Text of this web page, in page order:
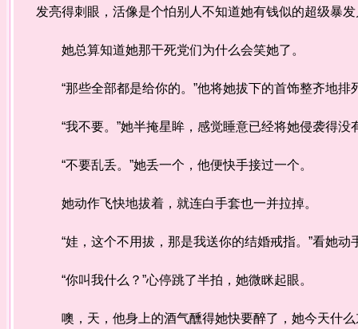
发亮得刺眼，活像是个怕别人不知道她有钱似的超级暴
她总算知道她那干死党们为什么会笑她了。
“那些全部都是给你的。”他将她拔下的首饰整齐地排
“我不要。”她半掩星眸，感觉睡意已经将她侵袭得没
“不要乱丢。”她丢一个，他便快手接过一个。
她动作飞快地拔着，就连白手套也一并拉掉。
“娃，这个不用拔，那是我送你的结婚戒指。”看她动
“你叫我什么？”心停跳了半拍，她微眯起眼。
噢，天，他身上的酒气醺得她快要醉了，她今天什么